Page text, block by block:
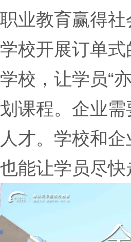
职业教育赢得
学校开展订单
学校，让学员“
划课程。企业
人才。学校和
也能让学员尽